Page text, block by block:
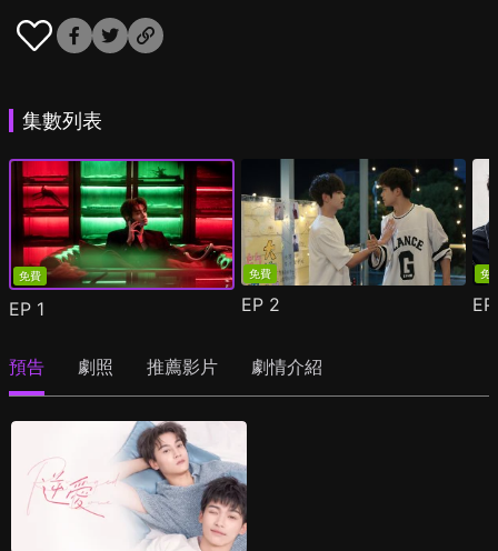
集數列表
免費
EP 1
免費
EP 2
免
預告 劇照 推薦影片 劇情介紹